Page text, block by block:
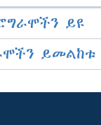
ይዩ
ይመልከቱ